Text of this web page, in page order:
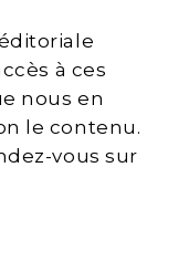
à ces
nous en
le contenu.
vous sur